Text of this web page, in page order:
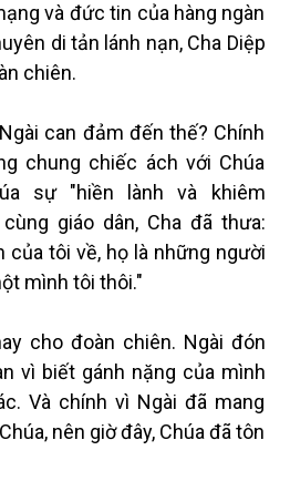
và đức tin của hàng ngàn
di tản lánh nạn, Cha Diệp
chiên.
can đảm đến thế? Chính
chung chiếc ách với Chúa
sự "hiền lành và khiêm
giáo dân, Cha đã thưa:
của tôi về, họ là những người
mình tôi thôi."
cho đoàn chiên. Ngài đón
vì biết gánh nặng của mình
Và chính vì Ngài đã mang
nên giờ đây, Chúa đã tôn